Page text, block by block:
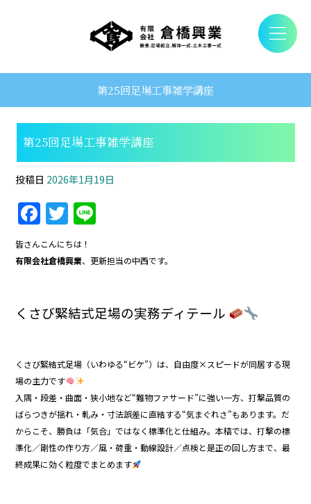
第25回足場工事雑学講座
第25回足場工事雑学講座
投稿日 2026年1月19日
F
a
c
b
o
k
T
w
itt e
皆さんこんにちは！
有限会社倉橋興業、更新担当の中西です。
くさび緊結式足場の実務ディテール
くさび緊結式足場（いわゆる“ビケ”）は、自由度×スピードが同居する現
場の主力です
入隅・段差・曲面・狭小地など“難物ファサード”に強い一方、打撃品質の
ばらつきが揺れ・軋み・寸法誤差に直結する“気まぐれさ”もあります。だ
からこそ、勝負は「気合」ではなく標準化と仕組み。本稿では、打撃の標
準化／剛性の作り方／風・荷重・動線設計／点検と是正の回し方まで、最
終成果に効く粒度でまとめます